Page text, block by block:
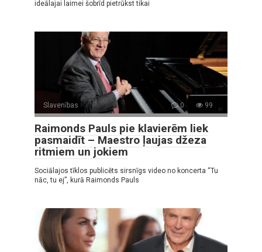
ideālajai laimei šobrīd pietrūkst tikai
Slavenības 0 99
Raimonds Pauls pie klavierēm liek
pasmaidīt – Maestro ļaujas džeza
ritmiem un jokiem
Sociālajos tīklos publicēts sirsnīgs video no koncerta “Tu
nāc, tu ej”, kurā Raimonds Pauls